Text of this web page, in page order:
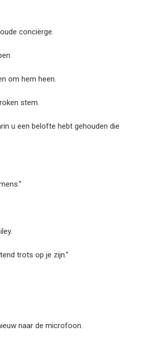
conciërge.
om hem heen.
stem.
u een belofte hebt gehouden die
trots op je zijn.”
naar de microfoon.